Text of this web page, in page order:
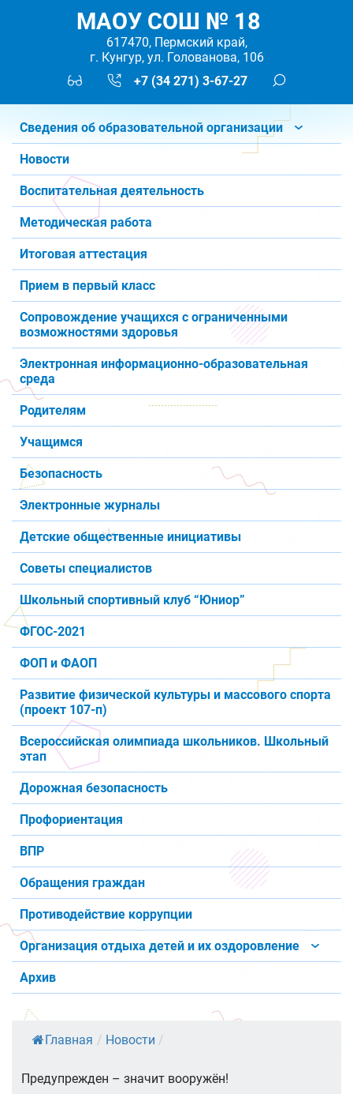
МАОУ СОШ № 18
617470, Пермский край,
г. Кунгур, ул. Голованова, 106
+7 (34 271) 3-67-27
Сведения об образовательной организации
Новости
Воспитательная деятельность
Методическая работа
Итоговая аттестация
Прием в первый класс
Сопровождение учащихся с ограниченными
возможностями здоровья
Электронная информационно-образовательная
среда
Родителям
Учащимся
Безопасность
Электронные журналы
Детские общественные инициативы
Советы специалистов
Школьный спортивный клуб “Юниор”
ФГОС-2021
ФОП и ФАОП
Развитие физической культуры и массового спорта
(проект 107-п)
Всероссийская олимпиада школьников. Школьный
этап
Дорожная безопасность
Профориентация
ВПР
Обращения граждан
Противодействие коррупции
Организация отдыха детей и их оздоровление
Архив
Главная / Новости /
Предупрежден – значит вооружён!